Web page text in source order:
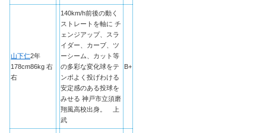
山下仁2年
178cm86kg 右
右
140km/h前後の動く
ストレートを軸に チ
ェンジアップ、スラ
イダー、カーブ、ツ
ーシーム、カット等
の多彩な変化球をテ
ンポよく投げわける
安定感のある投球を
みせる 神戸市立須磨
翔風高校出身。 上
武
B+